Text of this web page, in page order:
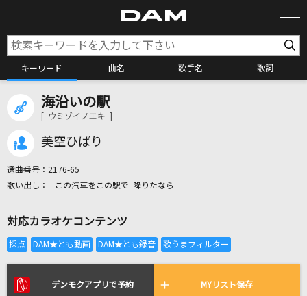
キーワード 曲名 歌手名 歌詞
全国りれき
リアルタイムで歌われている曲の一覧
海沿いの駅
[ ウミゾイノエキ ]
美空ひばり
選曲番号： 2176-65
この汽車をこの駅で 降りたなら
対応カラオケコンテンツ
デンモクアプリで予約 MYリスト保存